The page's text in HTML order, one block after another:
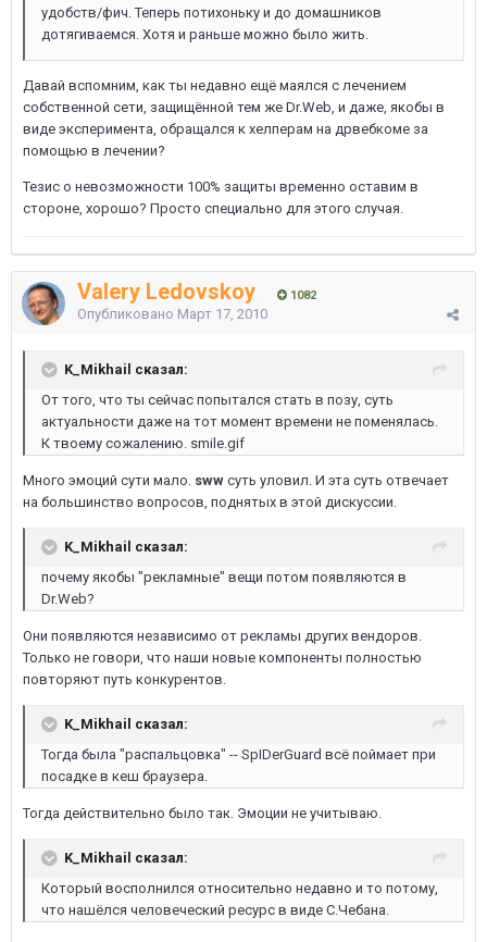
удобств/фич. Теперь потихоньку и до домашников
дотягиваемся. Хотя и раньше можно было жить.
Давай вспомним, как ты недавно ещё маялся с лечением
собственной сети, защищённой тем же Dr.Web, и даже, якобы в
виде эксперимента, обращался к хелперам на дрвебкоме за
помощью в лечении?
Тезис о невозможности 100% защиты временно оставим в
стороне, хорошо? Просто специально для этого случая.
Valery Ledovskoy 1082
Опубликовано Март 17, 2010
K_Mikhail сказал:
От того, что ты сейчас попытался стать в позу, суть
актуальности даже на тот момент времени не поменялась.
К твоему сожалению. smile.gif
Много эмоций сути мало. sww суть уловил. И эта суть отвечает
на большинство вопросов, поднятых в этой дискуссии.
K_Mikhail сказал:
почему якобы "рекламные" вещи потом появляются в
Dr.Web?
Они появляются независимо от рекламы других вендоров.
Только не говори, что наши новые компоненты полностью
повторяют путь конкурентов.
K_Mikhail сказал:
Тогда была "распальцовка" -- SpIDerGuard всё поймает при
посадке в кеш браузера.
Тогда действительно было так. Эмоции не учитываю.
K_Mikhail сказал:
Который восполнился относительно недавно и то потому,
что нашёлся человеческий ресурс в виде С.Чебана.